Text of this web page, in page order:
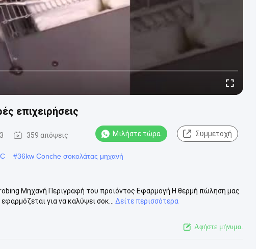
επιχειρήσεις
359 απόψεις Μιλήστε τώρα. Συμμετοχή
#36kw Conche σοκολάτας μηχανή
Μηχανή Περιγραφή του προϊόντος Εφαρμογή Η θερμή πώληση μας
για να καλύψει σοκ...
Δείτε περισσότερα
Αφήστε μήνυμα.